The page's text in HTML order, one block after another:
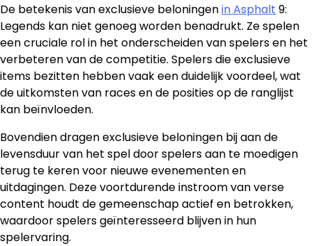
De betekenis van exclusieve beloningenin Asphalt 9:
Legends kan niet genoeg worden benadrukt. Ze spelen
een cruciale rol in het onderscheiden van spelers en het
verbeteren van de competitie. Spelers die exclusieve
items bezitten hebben vaak een duidelijk voordeel, wat
de uitkomsten van races en de posities op de ranglijst
kan beïnvloeden.
Bovendien dragen exclusieve beloningen bij aan de
levensduur van het spel door spelers aan te moedigen
terug te keren voor nieuwe evenementen en
uitdagingen. Deze voortdurende instroom van verse
content houdt de gemeenschap actief en betrokken,
waardoor spelers geïnteresseerd blijven in hun
spelervaring.